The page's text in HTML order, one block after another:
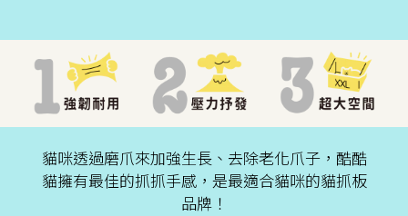
貓咪透過磨爪來加強生長、去除老化爪子，酷酷
貓擁有最佳的抓抓手感，是最適合貓咪的貓抓板
品牌！